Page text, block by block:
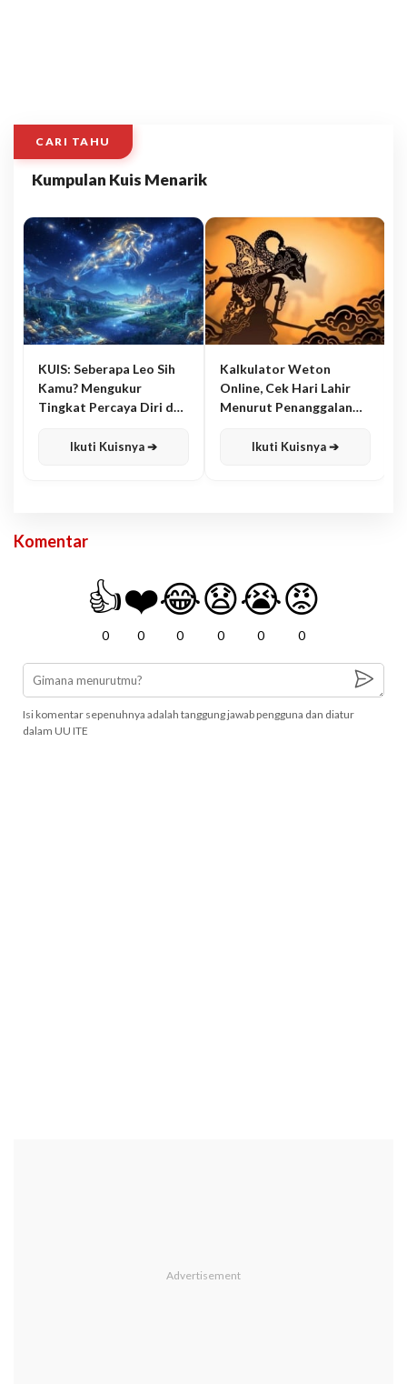
CARI TAHU
Kumpulan Kuis Menarik
KUIS: Seberapa Leo Sih
Kamu? Mengukur
Tingkat Percaya Diri dan
Ikuti Kuisnya ➔
Kalkulator Weton
Online, Cek Hari Lahir
Menurut Penanggalan
Ikuti Kuisnya ➔
Komentar
👍
0
❤️
0
😂
0
😧
0
😭
0
😡
0
Isi komentar sepenuhnya adalah tanggung jawab pengguna dan diatur
dalam UU ITE